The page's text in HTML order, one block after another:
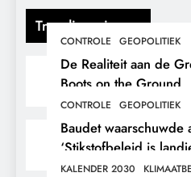
Trending nieuws
CONTROLE GEOPOLITIEK
De Realiteit aan de
Boots on the Ground.
CONTROLE GEOPOLITIEK
Baudet
‘Stikstofbeleid is
en immigratie’.
KALENDER 2030